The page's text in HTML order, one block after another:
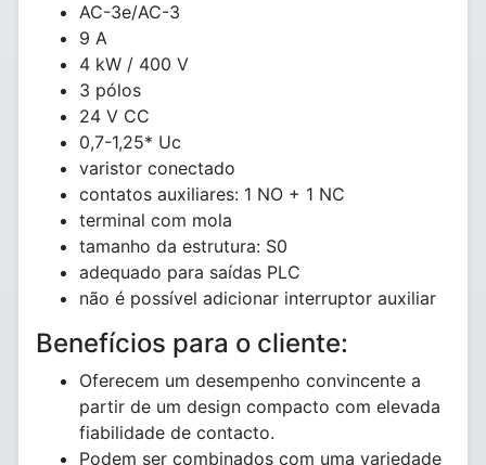
AC-3e/AC-3
9 A
4 kW / 400 V
3 pólos
24 V CC
0,7-1,25* Uc
varistor conectado
contatos auxiliares: 1 NO + 1 NC
terminal com mola
tamanho da estrutura: S0
adequado para saídas PLC
não é possível adicionar interruptor auxiliar
Benefícios para o cliente:
Oferecem um desempenho convincente a
partir de um design compacto com elevada
fiabilidade de contacto.
Podem ser combinados com uma variedade